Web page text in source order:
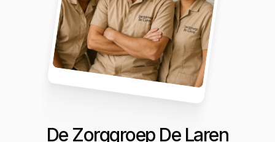
De Zorggroep De Laren